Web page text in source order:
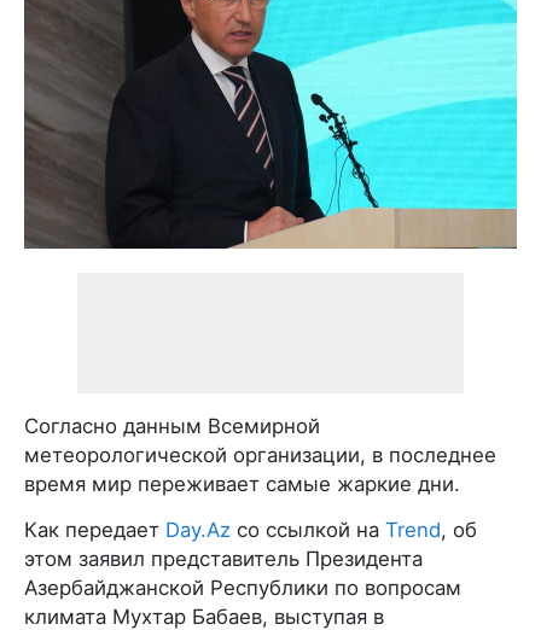
Согласно данным Всемирной
метеорологической организации, в последнее
время мир переживает самые жаркие дни.
Как передает Day.Az со ссылкой на Trend, об
этом заявил представитель Президента
Азербайджанской Республики по вопросам
климата Мухтар Бабаев, выступая в